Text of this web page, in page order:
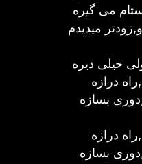
می گیره
میدیدم
خیلی دیره
درازه
بسازه
درازه
بسازه